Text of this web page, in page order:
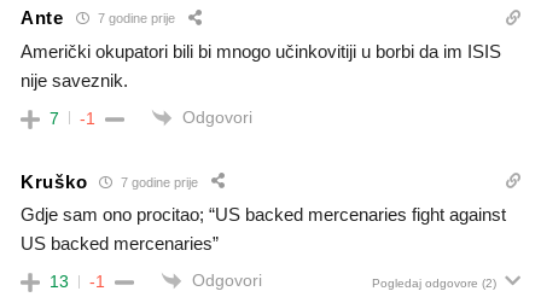
Ante 7 godine prije
Američki okupatori bili bi mnogo učinkovitiji u borbi da im ISIS
nije saveznik.
7 -1 Odgovori
Kruško 7 godine prije
Gdje sam ono procitao; “US backed mercenaries fight against
US backed mercenaries”
13 -1 Odgovori Pogledaj odgovore (2)